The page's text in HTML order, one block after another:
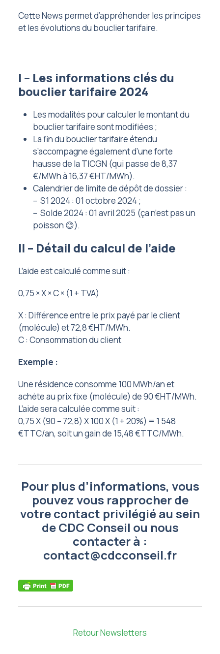
Cette News permet d’appréhender les principes
et les évolutions du bouclier tarifaire.
I – Les informations clés du
bouclier tarifaire 2024
Les modalités pour calculer le montant du
bouclier tarifaire sont modifiées ;
La fin du bouclier tarifaire étendu
s’accompagne également d’une forte
hausse de la TICGN (qui passe de 8,37
€/MWh à 16,37 €HT/MWh).
Calendrier de limite de dépôt de dossier :
– S1 2024 : 01 octobre 2024 ;
– Solde 2024 : 01 avril 2025 (ça n’est pas un
poisson 😊).
II – Détail du calcul de l’aide
L’aide est calculé comme suit :
0,75 × X × C × (1 + TVA)
X : Différence entre le prix payé par le client
(molécule) et 72,8 €HT/MWh.
C : Consommation du client
Exemple :
Une résidence consomme 100 MWh/an et
achète au prix fixe (molécule) de 90 €HT/MWh.
L’aide sera calculée comme suit :
0,75 X (90 – 72,8) X 100 X (1 + 20%) = 1 548
€TTC/an, soit un gain de 15,48 €TTC/MWh.
Pour plus d’informations, vous
pouvez vous rapprocher de
votre contact privilégié au sein
de CDC Conseil ou nous
contacter à :
contact@cdcconseil.fr
Retour Newsletters